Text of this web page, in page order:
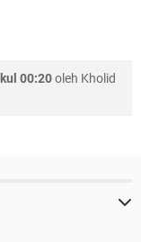
00:20oleh Kholid